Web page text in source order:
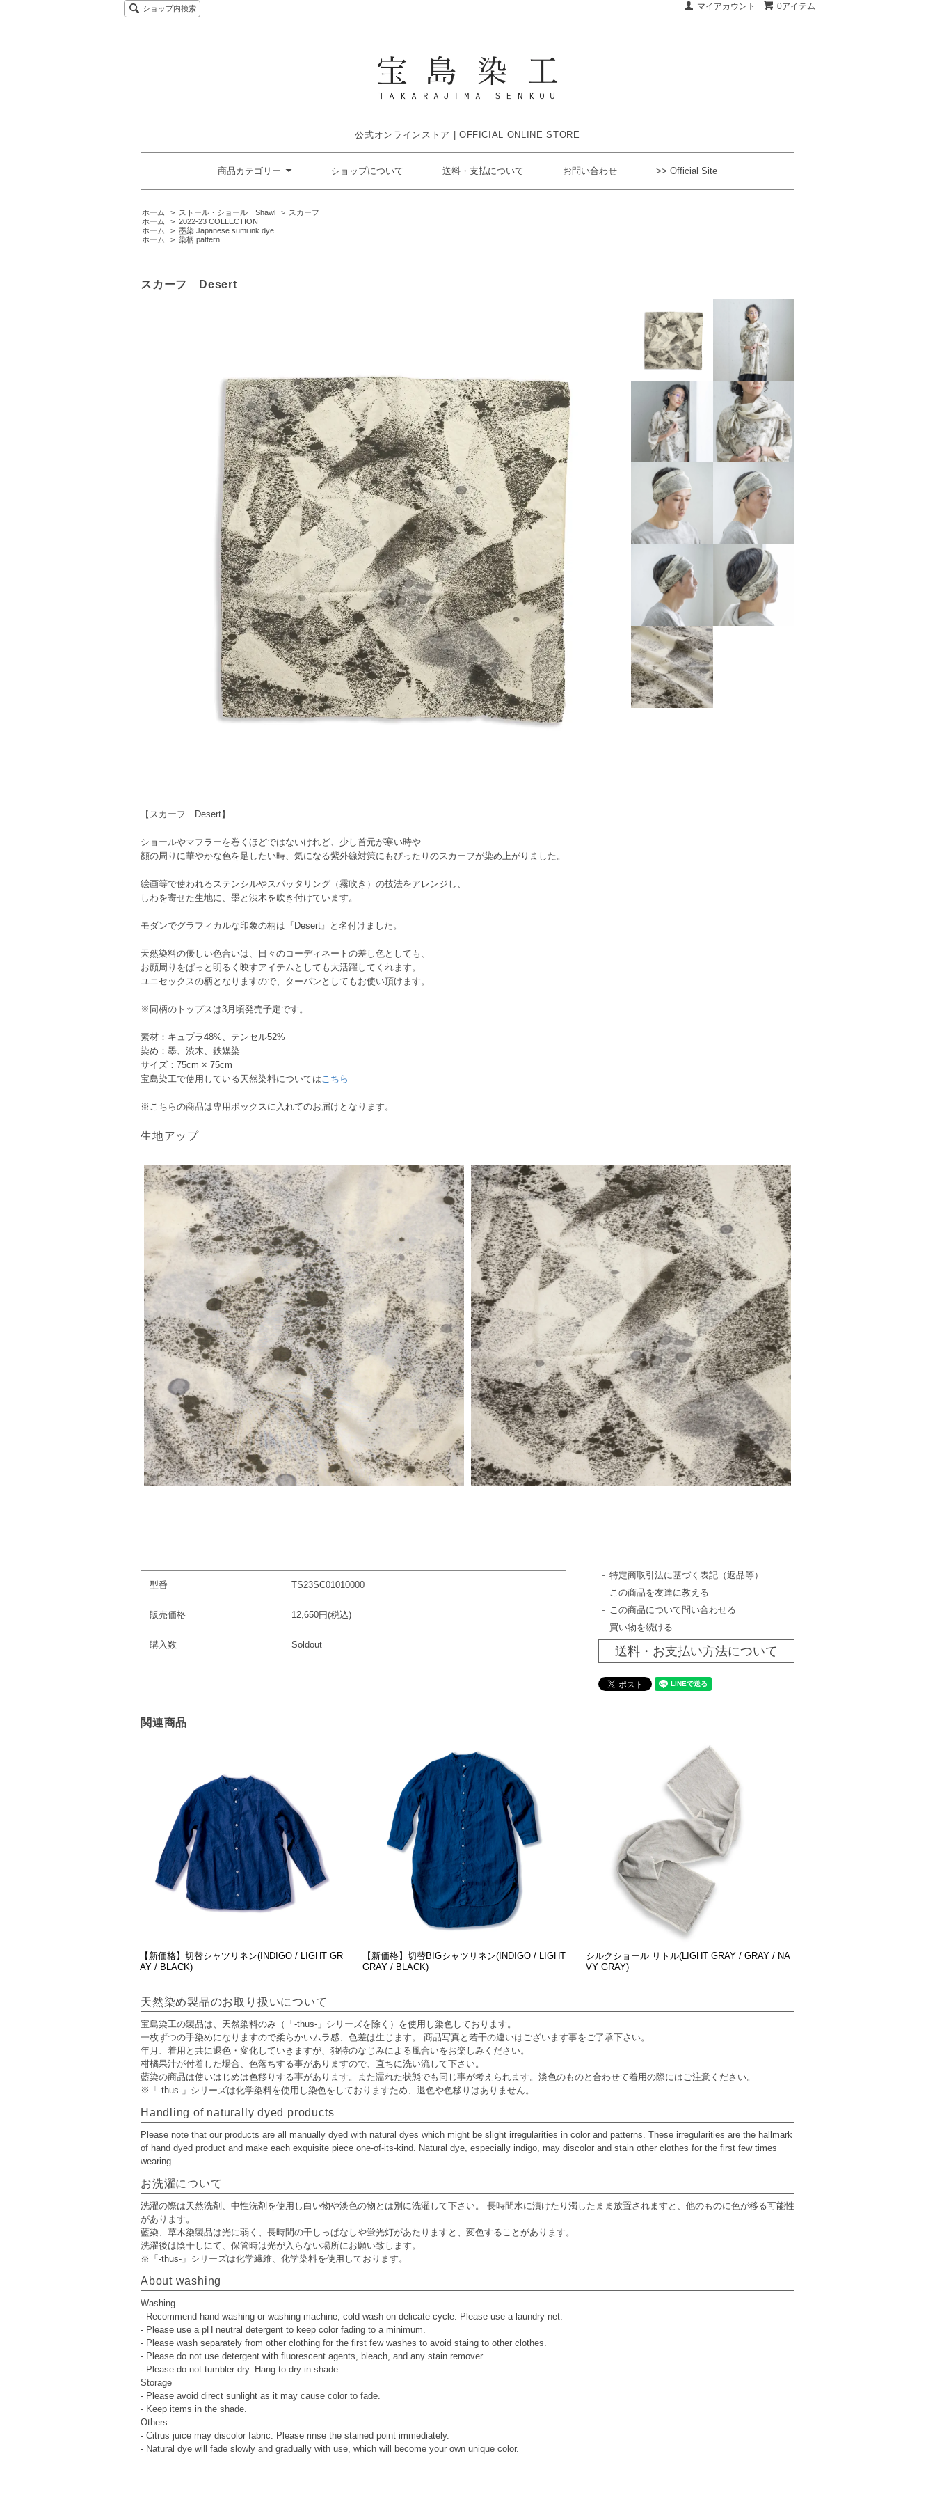
0アイテム
マイアカウント
ショップ内検索
公式オンラインストア | OFFICIAL ONLINE STORE
商品カテゴリー ショップについて 送料・支払について お問い合わせ >> Official Site
ホーム > ストール・ショール Shawl > スカーフ
ホーム
> 2022-23 COLLECTION
ホーム
> 墨染 Japanese sumi ink dye
ホーム
> 染柄 pattern
スカーフ Desert
【スカーフ Desert】
ショールやマフラーを巻くほどではないけれど、少し首元が寒い時や
顔の周りに華やかな色を足したい時、気になる紫外線対策にもぴったりのスカーフが染め上がりました。
絵画等で使われるステンシルやスパッタリング（霧吹き）の技法をアレンジし、
しわを寄せた生地に、墨と渋木を吹き付けています。
モダンでグラフィカルな印象の柄は『Desert』と名付けました。
天然染料の優しい色合いは、日々のコーディネートの差し色としても、
お顔周りをぱっと明るく映すアイテムとしても大活躍してくれます。
ユニセックスの柄となりますので、ターバンとしてもお使い頂けます。
※同柄のトップスは3月頃発売予定です。
素材：キュプラ48%、テンセル52%
染め：墨、渋木、鉄媒染
サイズ：75cm × 75cm
宝島染工で使用している天然染料についてはこちら
※こちらの商品は専用ボックスに入れてのお届けとなります。
生地アップ
型番 TS23SC01010000
販売価格 12,650円(税込)
購入数 Soldout
特定商取引法に基づく表記（返品等）
この商品を友達に教える
この商品について問い合わせる
買い物を続ける
送料・お支払い方法について
関連商品
【新価格】切替シャツリネン(INDIGO / LIGHT GR
AY / BLACK)
【新価格】切替BIGシャツリネン(INDIGO / LIGHT
GRAY / BLACK)
シルクショール リトル(LIGHT GRAY / GRAY / NA
VY GRAY)
天然染め製品のお取り扱いについて
宝島染工の製品は、天然染料のみ（「-thus-」シリーズを除く）を使用し染色しております。
一枚ずつの手染めになりますので柔らかいムラ感、色差は生じます。 商品写真と若干の違いはございます事をご了承下さい。
年月、着用と共に退色・変化していきますが、独特のなじみによる風合いをお楽しみください。
柑橘果汁が付着した場合、色落ちする事がありますので、直ちに洗い流して下さい。
藍染の商品は使いはじめは色移りする事があります。また濡れた状態でも同じ事が考えられます。淡色のものと合わせて着用の際にはご注意ください。
※「-thus-」シリーズは化学染料を使用し染色をしておりますため、退色や色移りはありません。
Handling of naturally dyed products
Please note that our products are all manually dyed with natural dyes which might be slight irregularities in color and patterns. These irregularities are the hallmark
of hand dyed product and make each exquisite piece one-of-its-kind. Natural dye, especially indigo, may discolor and stain other clothes for the first few times
wearing.
お洗濯について
洗濯の際は天然洗剤、中性洗剤を使用し白い物や淡色の物とは別に洗濯して下さい。 長時間水に漬けたり濁したまま放置されますと、他のものに色が移る可能性
があります。
藍染、草木染製品は光に弱く、長時間の干しっぱなしや蛍光灯があたりますと、変色することがあります。
洗濯後は陰干しにて、保管時は光が入らない場所にお願い致します。
※「-thus-」シリーズは化学繊維、化学染料を使用しております。
About washing
Washing
- Recommend hand washing or washing machine, cold wash on delicate cycle. Please use a laundry net.
- Please use a pH neutral detergent to keep color fading to a minimum.
- Please wash separately from other clothing for the first few washes to avoid staing to other clothes.
- Please do not use detergent with fluorescent agents, bleach, and any stain remover.
- Please do not tumbler dry. Hang to dry in shade.
Storage
- Please avoid direct sunlight as it may cause color to fade.
- Keep items in the shade.
Others
- Citrus juice may discolor fabric. Please rinse the stained point immediately.
- Natural dye will fade slowly and gradually with use, which will become your own unique color.